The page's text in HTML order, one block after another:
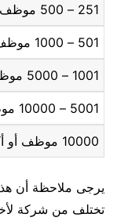
251 – 500 موظف
501 – 1000 موظف
1001 – 5000 موظف
5001 – 10000 موظف
10000 موظف أو أكثر
يرجى ملاحظة أن
تختلف من شركة